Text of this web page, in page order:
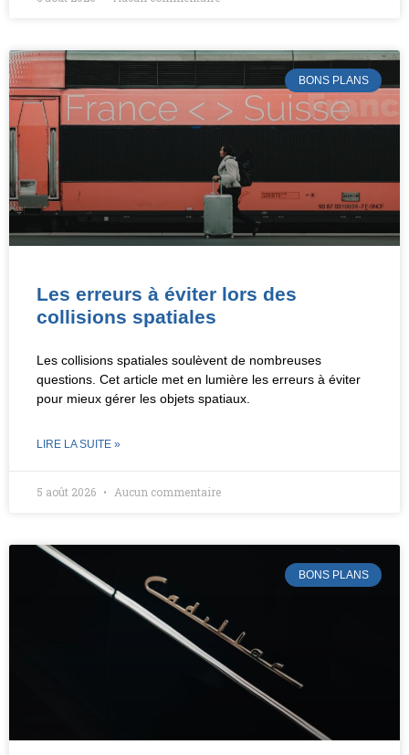
BONS PLANS
Les erreurs à éviter lors des
collisions spatiales
Les collisions spatiales soulèvent de nombreuses
questions. Cet article met en lumière les erreurs à éviter
pour mieux gérer les objets spatiaux.
LIRE LA SUITE »
5 août 2026 Aucun commentaire
BONS PLANS